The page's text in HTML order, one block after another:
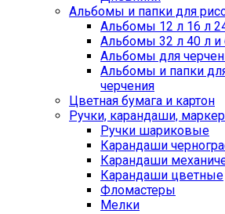
Альбомы и папки для
Альбомы 12 л 16 л
Альбомы 32 л 40 л
Альбомы для
Альбомы и папки
черчения
Цветная бумага и картон
Ручки, карандаши,
Ручки шариковые
Карандаши
Карандаши
Карандаши цветные
Фломастеры
Мелки